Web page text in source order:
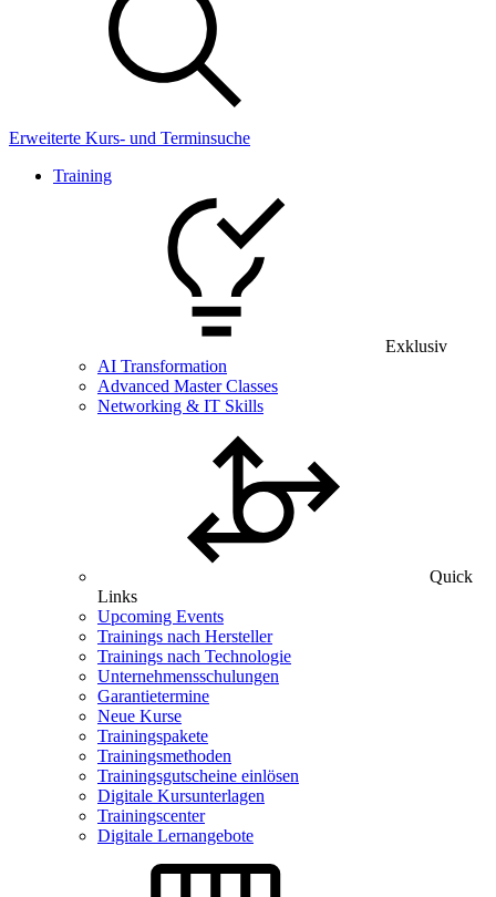
Erweiterte Kurs- und Terminsuche
Training
Exklusiv
AI Transformation
Advanced Master Classes
Networking & IT Skills
Quick
Links
Upcoming Events
Trainings nach Hersteller
Trainings nach Technologie
Unternehmensschulungen
Garantietermine
Neue Kurse
Trainingspakete
Trainingsmethoden
Trainingsgutscheine einlösen
Digitale Kursunterlagen
Trainingscenter
Digitale Lernangebote